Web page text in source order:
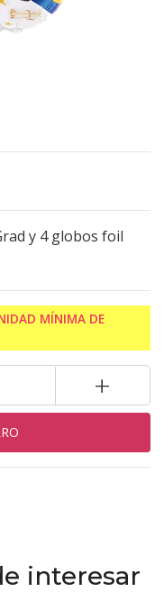
y 4 globos foil
MÍNIMA DE
+
interesar